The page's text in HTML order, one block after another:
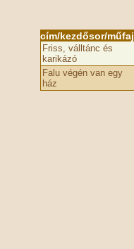
cím/kezdősor/műfaj
Friss, válltánc és
karikázó
Falu végén van egy
ház